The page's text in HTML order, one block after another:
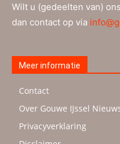
Wilt u (gedeelten van)
dan contact op via
Meer informatie
Contact
Over Gouwe IJssel
Privacyverklaring